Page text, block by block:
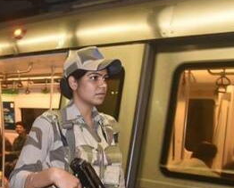
को मंजूरी दी, 2
(CISF)का विस्तार करते हुए 2
की कुल संख्या 13 से बढ़कर